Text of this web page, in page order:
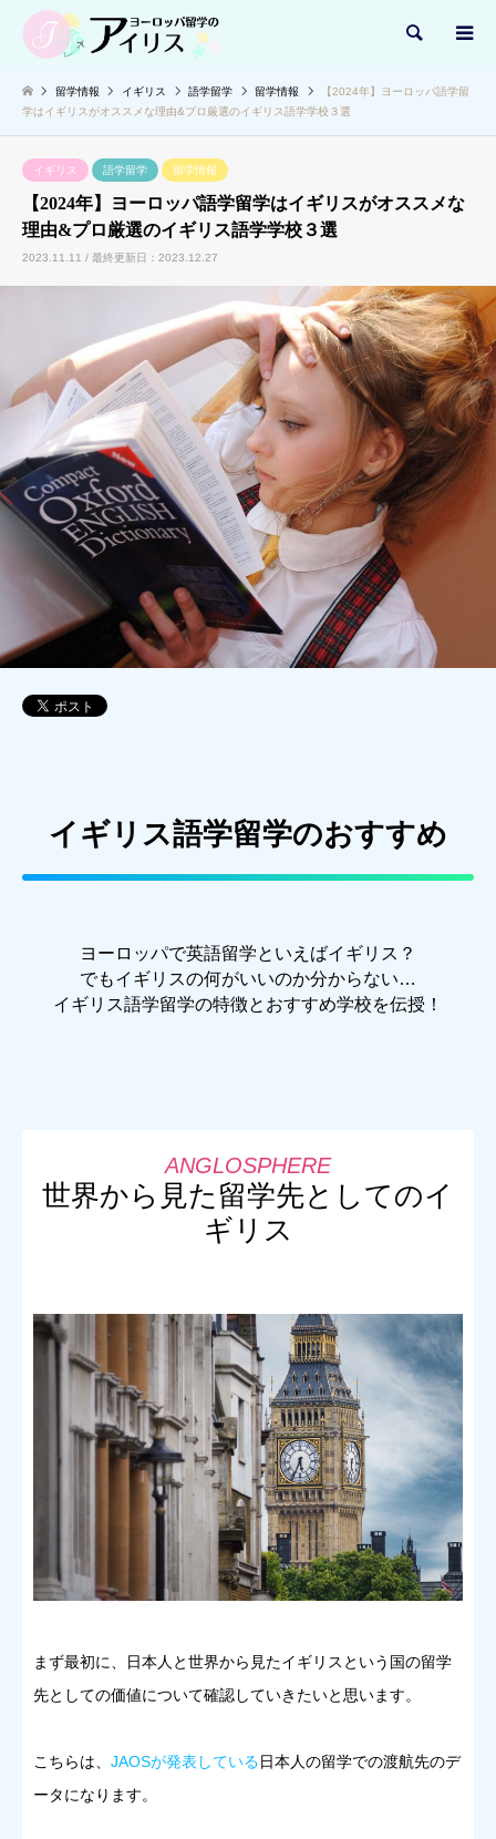
検索
留学情報 イギリス 語学留学 留学情報
【2024年】ヨーロッパ語学留
学はイギリスがオススメな理由&プロ厳選のイギリス語学学校３選
イギリス 語学留学 留学情報
【2024年】ヨーロッパ語学留学はイギリスがオススメな
理由&プロ厳選のイギリス語学学校３選
2023.11.11 / 最終更新日：2023.12.27
イギリス語学留学のおすすめ
ヨーロッパで英語留学といえばイギリス？
でもイギリスの何がいいのか分からない…
イギリス語学留学の特徴とおすすめ学校を伝授！
世界から見た留学先としてのイ
ギリス
まず最初に、日本人と世界から見たイギリスという国の留学
先としての価値について確認していきたいと思います。
こちらは、 JAOSが発表している日本人の留学での渡航先のデ
ータになります。